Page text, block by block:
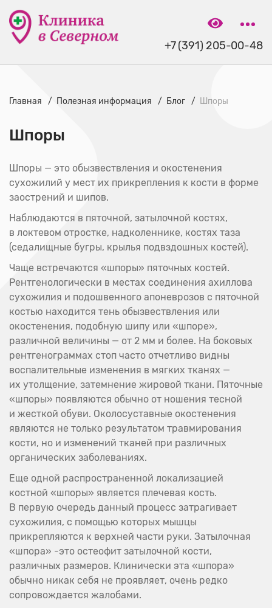
+7 (391) 205-00-48
Главная Полезная информация Блог Шпоры
Шпоры
Шпоры — это обызвествления и окостенения
сухожилий у мест их прикрепления к кости в форме
заострений и шипов.
Наблюдаются в пяточной, затылочной костях,
в локтевом отростке, надколеннике, костях таза
(седалищные бугры, крылья подвздошных костей).
Чаще встречаются «шпоры» пяточных костей.
Рентгенологически в местах соединения ахиллова
сухожилия и подошвенного апоневрозов с пяточной
костью находится тень обызвествления или
окостенения, подобную шипу или «шпоре»,
различной величины — от 2 мм и более. На боковых
рентгенограммах стоп часто отчетливо видны
воспалительные изменения в мягких тканях —
их утолщение, затемнение жировой ткани. Пяточные
«шпоры» появляются обычно от ношения тесной
и жесткой обуви. Околосуставные окостенения
являются не только результатом травмирования
кости, но и изменений тканей при различных
органических заболеваниях.
Еще одной распространенной локализацией
костной «шпоры» является плечевая кость.
В первую очередь данный процесс затрагивает
сухожилия, с помощью которых мышцы
прикрепляются к верхней части руки. Затылочная
«шпора» -это остеофит затылочной кости,
различных размеров. Клинически эта «шпора»
обычно никак себя не проявляет, очень редко
сопровождается жалобами.